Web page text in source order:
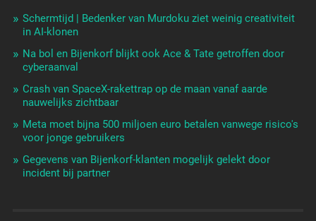
Schermtijd | Bedenker van Murdoku ziet weinig creativiteit
in AI-klonen
Na bol en Bijenkorf blijkt ook Ace & Tate getroffen door
cyberaanval
Crash van SpaceX-rakettrap op de maan vanaf aarde
nauwelijks zichtbaar
Meta moet bijna 500 miljoen euro betalen vanwege risico's
voor jonge gebruikers
Gegevens van Bijenkorf-klanten mogelijk gelekt door
incident bij partner